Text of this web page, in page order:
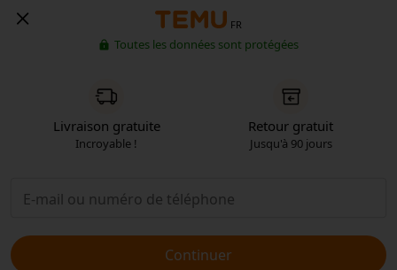
FR
Toutes les données sont protégées
Livraison gratuite
Incroyable !
Retour gratuit
Jusqu'à 90 jours
Continuer